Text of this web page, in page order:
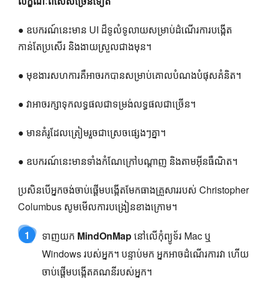
● ឧបករណ៍នេះមាន UI ដ៏ទូលំទូលាយសម្រាប់ដំណើរការបង្កើត
កាន់តែប្រសើរ និងងាយស្រួលជាងមុន។
● មុខងារសហការគឺអាចរកបានសម្រាប់គោលបំណងបំផុសគំនិត។
● វាអាចរក្សាទុកលទ្ធផលជាទម្រង់លទ្ធផលជាច្រើន។
● មានគំរូដែលត្រៀមរួចជាស្រេចផ្សេងៗគ្នា។
● ឧបករណ៍នេះមានទាំងកំណែក្រៅបណ្តាញ និងតាមអ៊ីនធឺណិត។
ប្រសិនបើអ្នកចង់ចាប់ផ្តើមបង្កើតមែកធាងគ្រួសាររបស់ Christopher
Columbus សូមមើលការបង្រៀនខាងក្រោម។
1 ទាញយក MindOnMapនៅលើកុំព្យូទ័រ Mac ឬ
Windows របស់អ្នក។ បន្ទាប់មក អ្នកអាចដំណើរការវា ហើយ
ចាប់ផ្តើមបង្កើតគណនីរបស់អ្នក។